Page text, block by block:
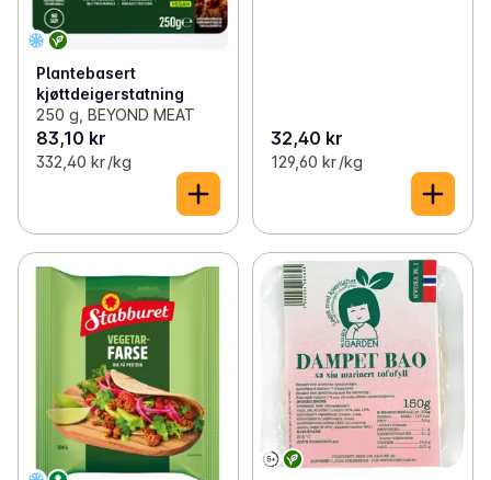
Plantebasert
kjøttdeigerstatning
250 g, BEYOND MEAT
83,10 kr
332,40 kr /kg
32,40 kr
129,60 kr /kg